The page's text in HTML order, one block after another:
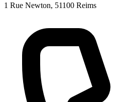
1 Rue Newton, 51100 Reims